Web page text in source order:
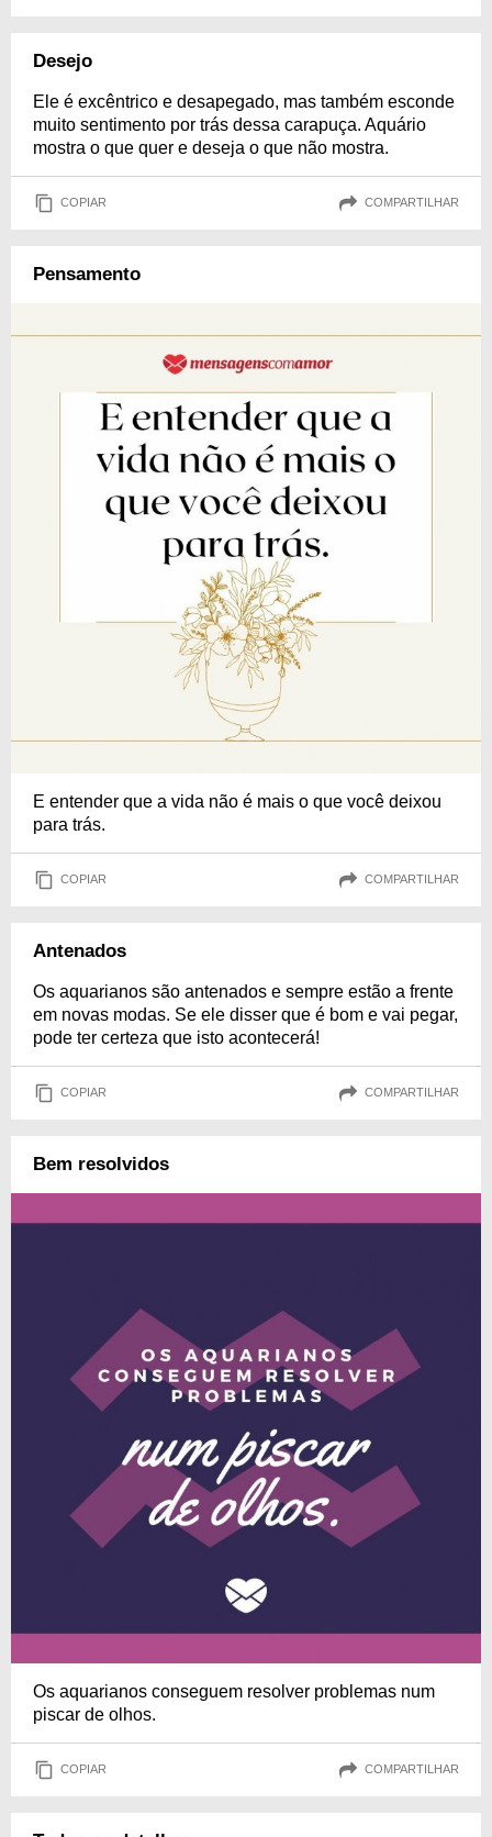
Desejo
Ele é excêntrico e desapegado, mas também esconde
muito sentimento por trás dessa carapuça. Aquário
mostra o que quer e deseja o que não mostra.
COPIAR COMPARTILHAR
Pensamento
E entender que a vida não é mais o que você deixou
para trás.
COPIAR COMPARTILHAR
Antenados
Os aquarianos são antenados e sempre estão a frente
em novas modas. Se ele disser que é bom e vai pegar,
pode ter certeza que isto acontecerá!
COPIAR COMPARTILHAR
Bem resolvidos
Os aquarianos conseguem resolver problemas num
piscar de olhos.
COPIAR COMPARTILHAR